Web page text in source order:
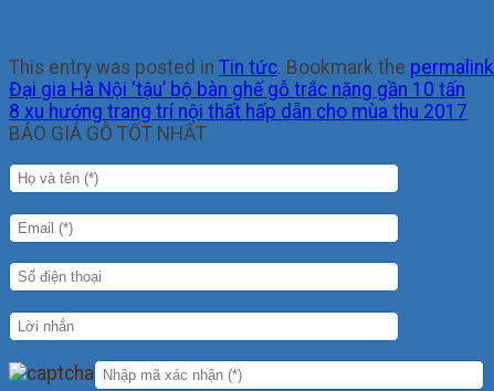
This entry was posted in Tin tức. Bookmark the permalink
Đại gia Hà Nội ‘tậu’ bộ bàn ghế gỗ trắc nặng gần 10 tấn
8 xu hướng trang trí nội thất hấp dẫn cho mùa thu 2017
BÁO GIÁ GỖ TỐT NHẤT